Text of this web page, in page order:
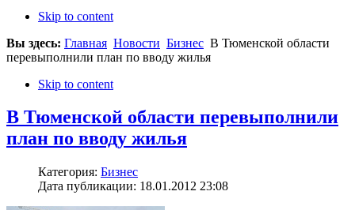
Skip to content
Вы здесь: Главная Новости Бизнес В Тюменской области
перевыполнили план по вводу жилья
Skip to content
В Тюменской области перевыполнили
план по вводу жилья
Категория: Бизнес
Дата публикации: 18.01.2012 23:08